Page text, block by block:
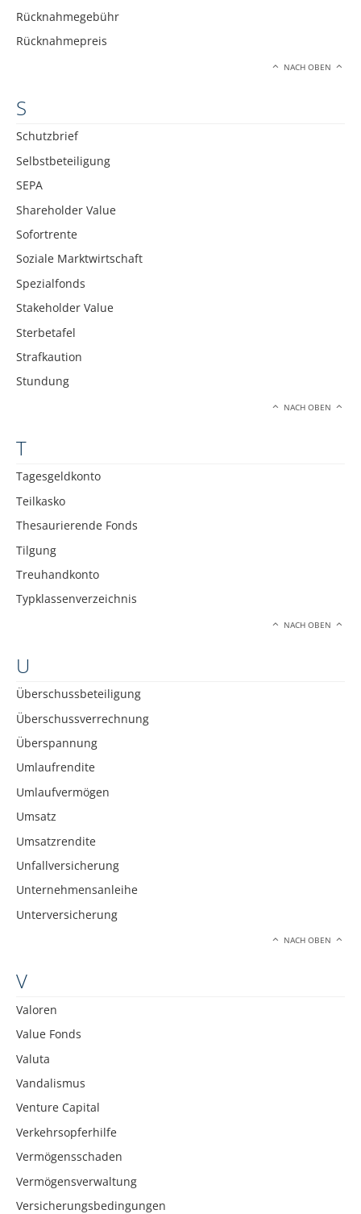
Rücknahmegebühr
Rücknahmepreis
NACH OBEN
S
Schutzbrief
Selbstbeteiligung
SEPA
Shareholder Value
Sofortrente
Soziale Marktwirtschaft
Spezialfonds
Stakeholder Value
Sterbetafel
Strafkaution
Stundung
NACH OBEN
T
Tagesgeldkonto
Teilkasko
Thesaurierende Fonds
Tilgung
Treuhandkonto
Typklassenverzeichnis
NACH OBEN
U
Überschussbeteiligung
Überschussverrechnung
Überspannung
Umlaufrendite
Umlaufvermögen
Umsatz
Umsatzrendite
Unfallversicherung
Unternehmensanleihe
Unterversicherung
NACH OBEN
V
Valoren
Value Fonds
Valuta
Vandalismus
Venture Capital
Verkehrsopferhilfe
Vermögensschaden
Vermögensverwaltung
Versicherungsbedingungen